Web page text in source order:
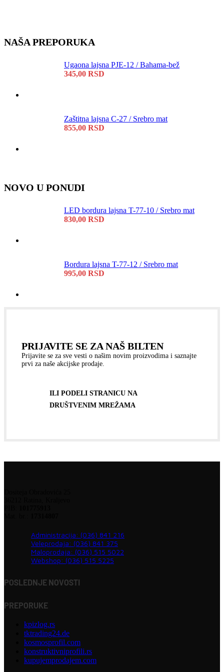
NAŠA PREPORUKA
Ugaona lajsna PJE-12 / Bahama-bež
345,00 RSD
Zaštitna lajsna C-27 / Srebro mat
855,00 RSD
NOVO U PONUDI
LED bordura lajsna T-77-10 / Srebro mat
830,00 RSD
Bordura lajsna T-77-12 / Srebro mat
995,00 RSD
PRIJAVITE SE ZA NAŠ BILTEN
Prijavite se za sve vesti o našim novim proizvodima i saznajte
prvi za naše akcijske prodaje.
ILI PODELI STRANICU NA
DRUŠTVENIM MREŽAMA
Administracija: (036) 841 216
Veleprodaja: (036) 841 375
Maloprodaja: (036) 515 5022
Webshop: (036) 515 5225
POSLEDNJE NOVOSTI
PREPORUKE
kpizlog.rs
tktrading24.de
kosmosprofil.com
konstruktivniprofili.rs
kupujemprodajem.com